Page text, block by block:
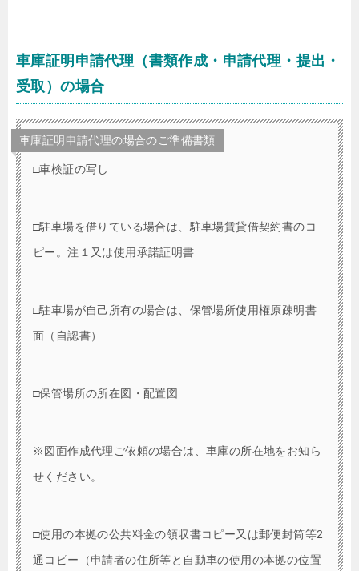
車庫証明申請代理（書類作成・申請代理・提出・
受取）の場合
車庫証明申請代理の場合のご準備書類
□車検証の写し
□駐車場を借りている場合は、駐車場賃貸借契約書のコ
ピー。注１又は使用承諾証明書
□駐車場が自己所有の場合は、保管場所使用権原疎明書
面（自認書）
□保管場所の所在図・配置図
※図面作成代理ご依頼の場合は、車庫の所在地をお知ら
せください。
□使用の本拠の公共料金の領収書コピー又は郵便封筒等2
通コピー（申請者の住所等と自動車の使用の本拠の位置